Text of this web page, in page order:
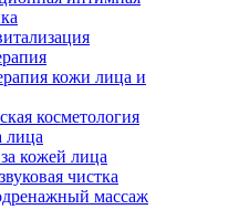
кожи лица и
косметология
лица
кожей лица
чистка
массаж